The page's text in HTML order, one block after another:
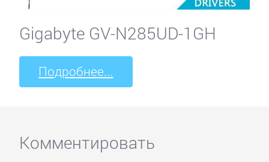
Gigabyte GV-N285UD-1GH
Подробнее...
Комментировать